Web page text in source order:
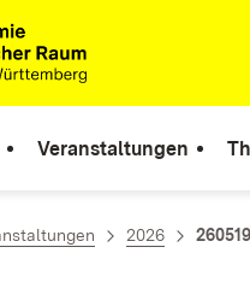
Veranstaltungen
2026